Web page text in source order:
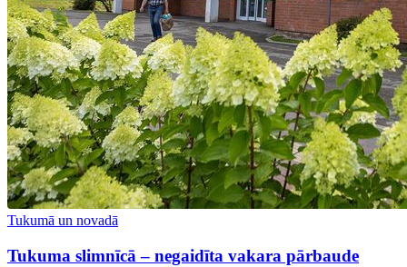
Tukumā un novadā
Tukuma slimnīcā – negaidīta vakara pārbaude